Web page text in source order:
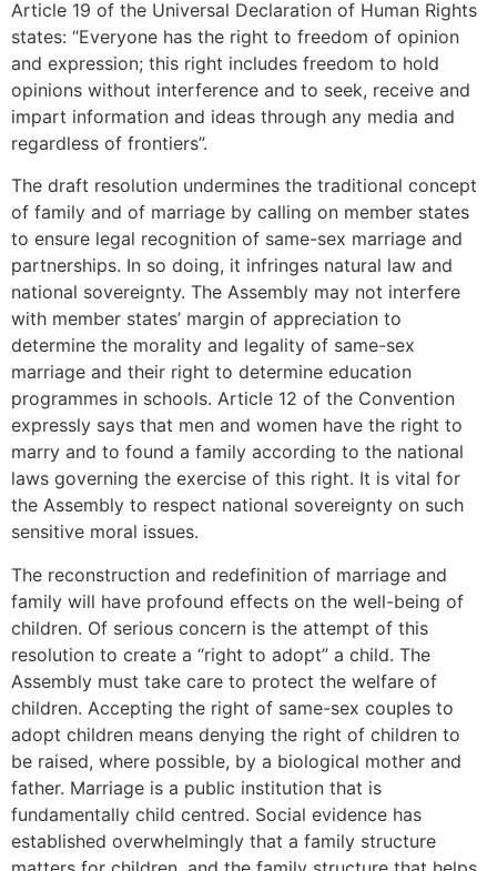
Article 19 of the Universal Declaration of Human Rights
states: “Everyone has the right to freedom of opinion
and expression; this right includes freedom to hold
opinions without interference and to seek, receive and
impart information and ideas through any media and
regardless of frontiers”.
The draft resolution undermines the traditional concept
of family and of marriage by calling on member states
to ensure legal recognition of same-sex marriage and
partnerships. In so doing, it infringes natural law and
national sovereignty. The Assembly may not interfere
with member states’ margin of appreciation to
determine the morality and legality of same-sex
marriage and their right to determine education
programmes in schools. Article 12 of the Convention
expressly says that men and women have the right to
marry and to found a family according to the national
laws governing the exercise of this right. It is vital for
the Assembly to respect national sovereignty on such
sensitive moral issues.
The reconstruction and redefinition of marriage and
family will have profound effects on the well-being of
children. Of serious concern is the attempt of this
resolution to create a “right to adopt” a child. The
Assembly must take care to protect the welfare of
children. Accepting the right of same-sex couples to
adopt children means denying the right of children to
be raised, where possible, by a biological mother and
father. Marriage is a public institution that is
fundamentally child centred. Social evidence has
established overwhelmingly that a family structure